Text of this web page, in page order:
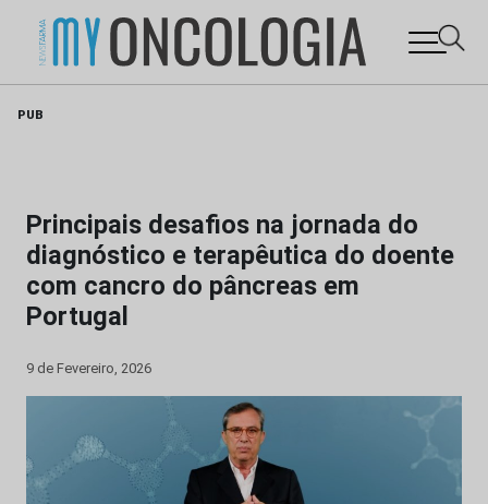
PUB
Principais desafios na jornada do
diagnóstico e terapêutica do doente
com cancro do pâncreas em
Portugal
9 de Fevereiro, 2026